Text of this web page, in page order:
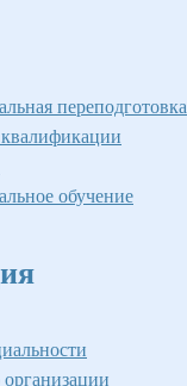
переподготовка
обучение